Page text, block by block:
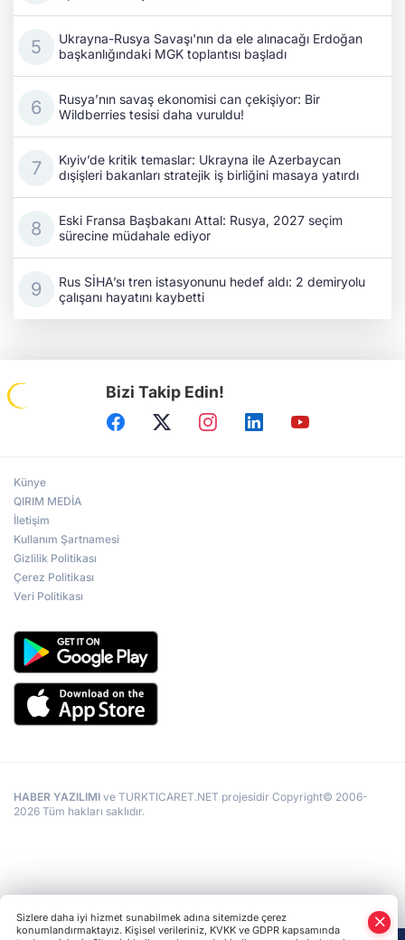
Ukrayna-Rusya Savaşı'nın da ele alınacağı Erdoğan
başkanlığındaki MGK toplantısı başladı
Rusya’nın savaş ekonomisi can çekişiyor: Bir
Wildberries tesisi daha vuruldu!
Kıyiv’de kritik temaslar: Ukrayna ile Azerbaycan
dışişleri bakanları stratejik iş birliğini masaya yatırdı
Eski Fransa Başbakanı Attal: Rusya, 2027 seçim
sürecine müdahale ediyor
Rus SİHA’sı tren istasyonunu hedef aldı: 2 demiryolu
çalışanı hayatını kaybetti
Bizi Takip Edin!
Künye
QIRIM MEDİA
İletişim
Kullanım Şartnamesi
Gizlilik Politikası
Çerez Politikası
Veri Politikası
HABER YAZILIMI ve TURKTICARET.NET projesidir Copyright© 2006-
2026 Tüm hakları saklıdır.
Sizlere daha iyi hizmet sunabilmek adına sitemizde çerez
konumlandırmaktayız. Kişisel verileriniz, KVKK ve GDPR kapsamında